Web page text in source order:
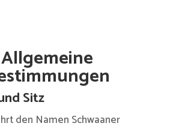
Allgemeine
Sitz
den Namen Schwaaner